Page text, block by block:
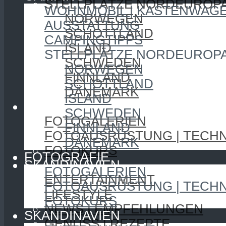
STELLPLÄTZE
NORWEGEN
SCHOTTLAND
ISLAND
SCHWEDEN
FINNLAND
DÄNEMARK
FOTOGRAFIE
FOTOGALERIEN
FOTOAUSRÜSTUNG |
FOTOKURS
SKANDINAVIEN
ENTERTAINMENT
LIFESTYLE
NEWS | EMPFEHLUNGEN
WOHNMOBIL |
AUSSTATTUNG
CAMPINGTIPPS
STELLPLÄTZE
NORWEGEN
SCHOTTLAND
ISLAND
SCHWEDEN
FINNLAND
DÄNEMARK
FOTOGRAFIE
FOTOGALERIEN
FOTOAUSRÜSTUNG |
FOTOKURS
SKANDINAVIEN